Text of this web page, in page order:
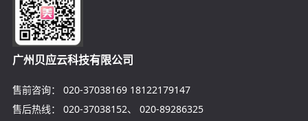
广州贝应云科技有限公司
售前咨询： 020-37038169 18122179147
售后热线：
020-37038152、 020-89286325